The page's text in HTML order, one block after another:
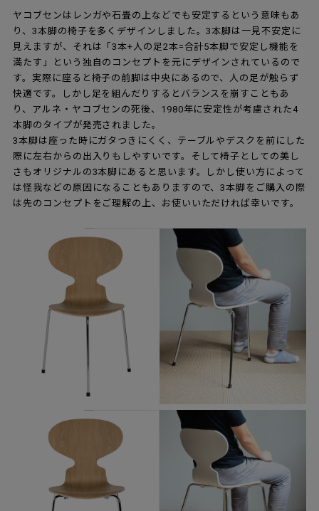
ヤコブセンはレンガや石畳の上などでも安定するという意味もあ
り、3本脚の椅子を多くデザインしました。3本脚は一見不安定に
見えますが、それは「3本+人の足2本=合計5本脚で安定し機能を
満たす」という独自のコンセプトを元にデザインされているので
す。実際に座ると椅子の前脚は中央にあるので、人の足が触らず
快適です。しかし足を組んだりするとバランスを崩すこともあ
り、アルネ・ヤコブセンの死後、1980年に安定性が考慮された4
本脚のタイプが発売されました。
3本脚は座った時にガタつきにくく、テーブルやデスクを前にした
際に左右からの出入りもしやすいです。そして椅子としての美し
さもオリジナルの3本脚にあると思います。しかし使い方によって
は怪我などの原因になることもありますので、3本脚をご購入の際
は先のコンセプトをご理解の上、お使いいただければ幸いです。